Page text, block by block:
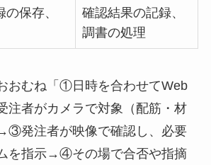
保存、
確認結果の記録、
調書の処理
おむね「①日時を合わせてWeb
者がカメラで対象（配筋・材
発注者が映像で確認し、必要
を指示→④その場で合否や指摘